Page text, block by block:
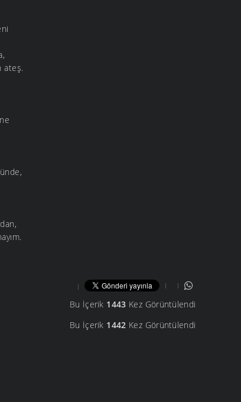
ateş.
Bu İçerik 1443 Kez Görüntülendi
Bu İçerik 1442 Kez Görüntülendi